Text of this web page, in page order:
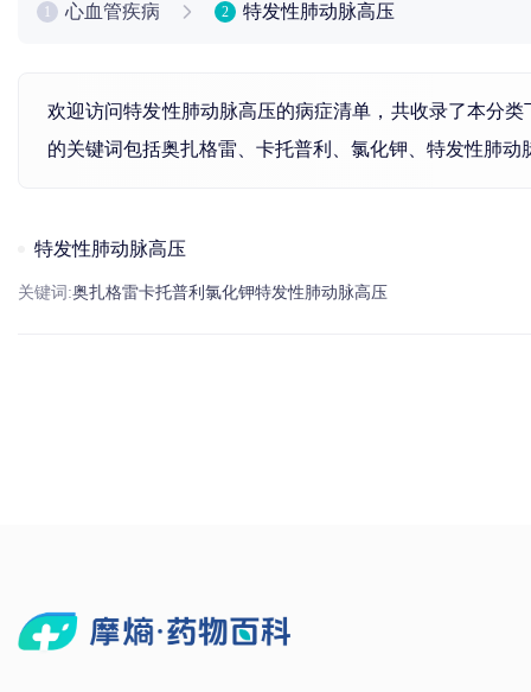
心血管疾病 2 特发性肺动脉高压
欢迎访问特发性肺动脉高压的病症清单，共收录了本分
的关键词包括奥扎格雷 卡托普利 、氯化钾 、特发性肺动
特发性肺动脉高压
关键词:奥扎格雷卡托普利 氯化钾特发性肺动脉高压